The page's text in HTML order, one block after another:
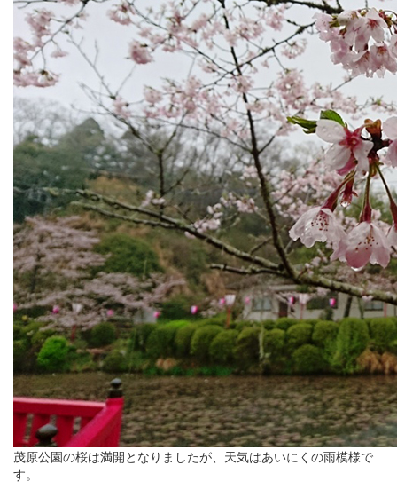
茂原公園の桜は満開となりましたが、天気はあいにくの雨模様で
す。